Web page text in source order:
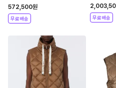
9296014506 089
572,500원
무료배송
리버시블
무료배송